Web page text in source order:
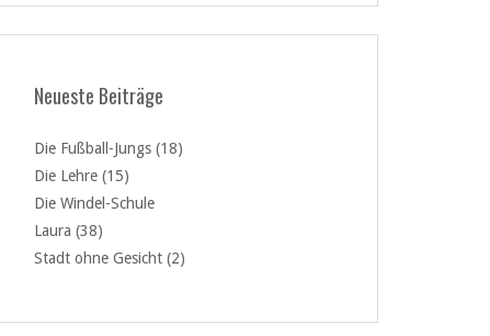
Neueste Beiträge
Die Fußball-Jungs (18)
Die Lehre (15)
Die Windel-Schule
Laura (38)
Stadt ohne Gesicht (2)